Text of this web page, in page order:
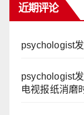
近期评论
psychologist
psychologist
电视报纸消磨